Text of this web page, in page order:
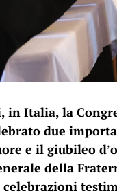
in Italia, la
due
e il giubileo
della
celebrazioni